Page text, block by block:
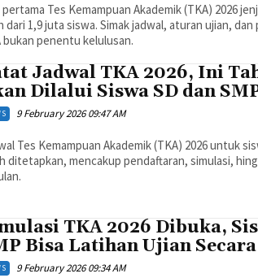
pertama Tes Kemampuan Akademik (TKA) 2026
dari 1,9 juta siswa. Simak jadwal, aturan ujian,
bukan penentu kelulusan.
Jadwal TKA 2026, Ini
Dilalui Siswa SD dan
9 February 2026 09:47 AM
Tes Kemampuan Akademik (TKA) 2026 untuk
ditetapkan, mencakup pendaftaran, simulasi,
TKA 2026 Dibuka,
Bisa Latihan Ujian
9 February 2026 09:34 AM